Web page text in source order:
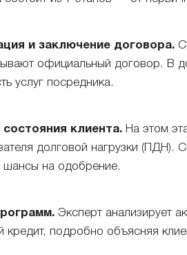
и заключение договора.
официальный договор. В
услуг посредника.
клиента. На этом
долговой нагрузки (ПДН).
шансы на одобрение.
Эксперт анализирует
кредит, подробно объясняя